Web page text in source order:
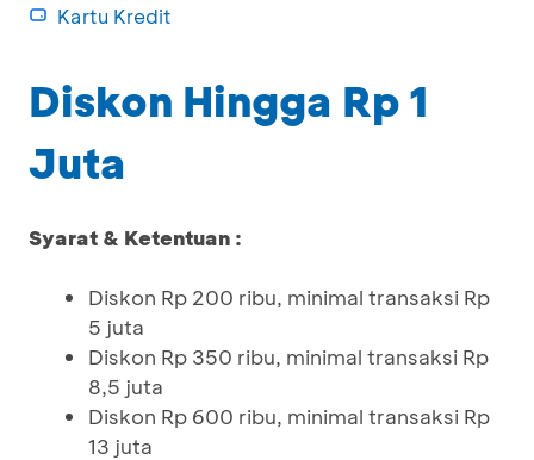
Kartu Kredit
Diskon Hingga Rp 1
Juta
Syarat & Ketentuan :
Diskon Rp 200 ribu, minimal transaksi Rp
5 juta
Diskon Rp 350 ribu, minimal transaksi Rp
8,5 juta
Diskon Rp 600 ribu, minimal transaksi Rp
13 juta